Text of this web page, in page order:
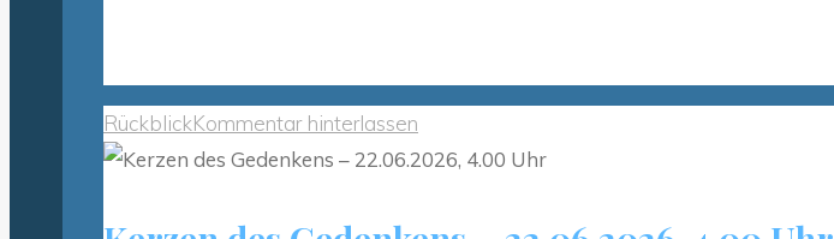
RückblickKommentar hinterlassen